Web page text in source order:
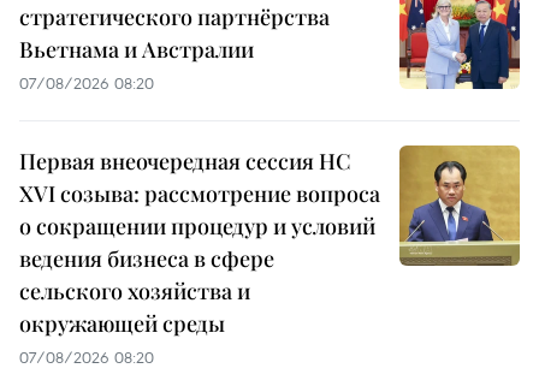
стратегического партнёрства
Вьетнама и Австралии
07/08/2026 08:20
Первая внеочередная сессия НС
XVI созыва: рассмотрение вопроса
о сокращении процедур и условий
ведения бизнеса в сфере
сельского хозяйства и
окружающей среды
07/08/2026 08:20